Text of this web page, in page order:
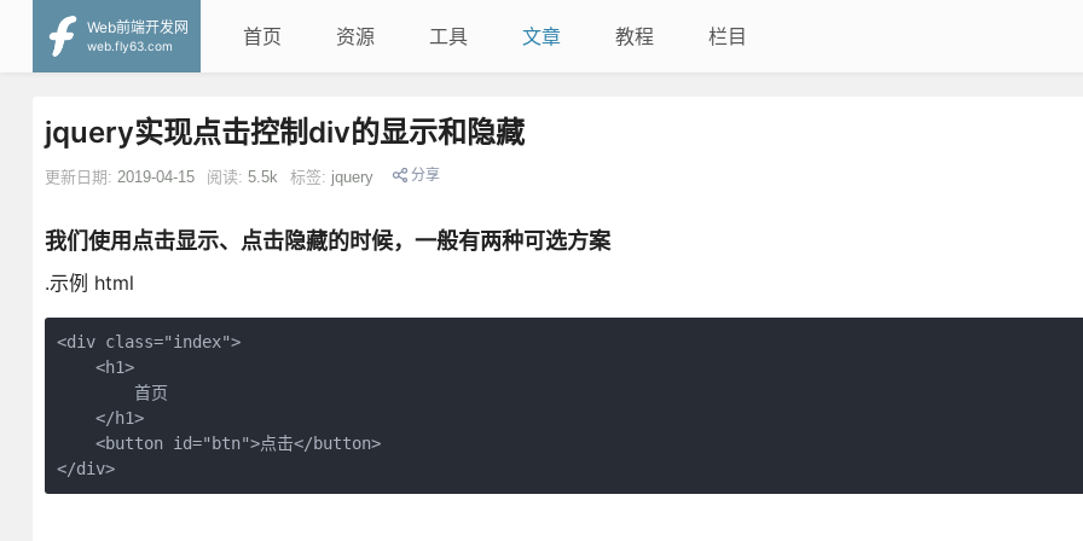
Web前端开发网
web.fly63.com
首页 资源 工具 文章 教程 栏目
jquery实现点击控制div的显示和隐藏
更新日期: 2019-04-15 阅读: 5.5k 标签: jquery 分享
我们使用点击显示、点击隐藏的时候，一般有两种可选方案
.示例 html
<div class="index">
    <h1>
        首页
    </h1>
    <button id="btn">点击</button>
</div>